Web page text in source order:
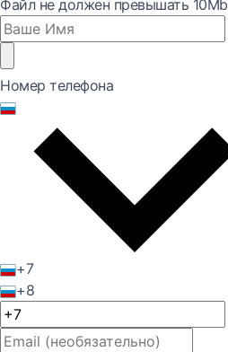
Файл не должен превышать 10Mb
Номер телефона
+7
+8